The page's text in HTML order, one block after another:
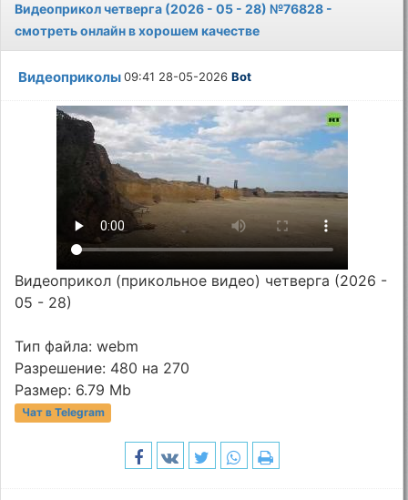
Видеоприкол четверга (2026 - 05 - 28) №76828 -
смотреть онлайн в хорошем качестве
Видеоприколы09:41 28-05-2026Bot
Видеоприкол (прикольное видео) четверга (2026 -
05 - 28)
Тип файла: webm
Разрешение: 480 на 270
Размер: 6.79 Mb
Чат в Telegram